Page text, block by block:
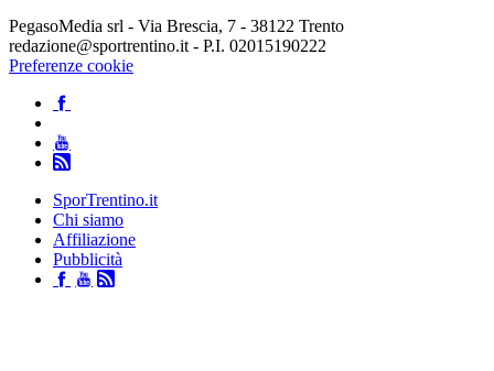
PegasoMedia srl - Via Brescia, 7 - 38122 Trento
redazione@sportrentino.it - P.I. 02015190222
Preferenze cookie
SporTrentino.it
Chi siamo
Affiliazione
Pubblicità